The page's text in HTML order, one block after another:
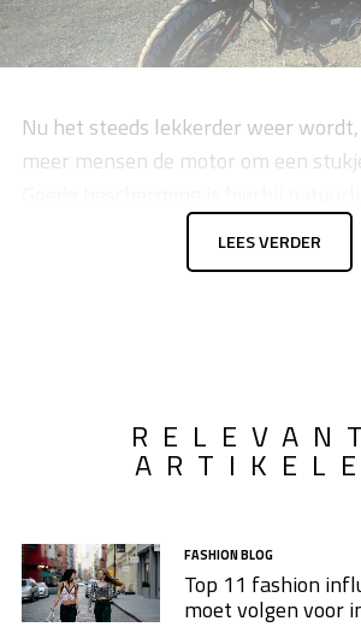
Nu het steeds lekkerder weer
meer mensen de motor om een
Misschien hangt het oude motorpak
deze nodig aan vervanging toe. Of
LEES VERDER
FASHION BLOG
Top 11 fashion
moet volgen voor